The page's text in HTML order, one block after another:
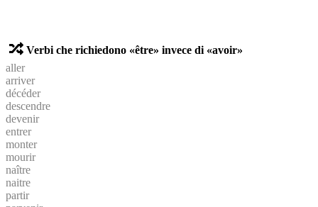
Verbi che richiedono «être» invece di «avoir»
aller
arriver
décéder
descendre
devenir
entrer
monter
mourir
naître
naitre
partir